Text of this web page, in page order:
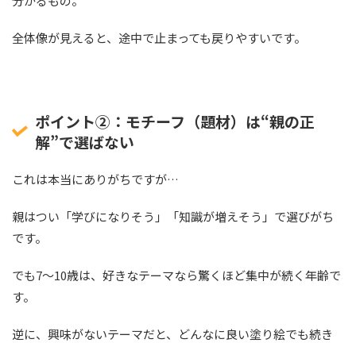
全体像が見えると、途中で止まっても戻りやすいです。
ポイント②：モチーフ（題材）は“親の正
解”で選ばない
これは本当にありがちですが…
親はつい「学びになりそう」「知識が増えそう」で選びがち
です。
でも7〜10歳は、好きなテーマなら驚くほど集中が続く年齢で
す。
逆に、興味がないテーマだと、どんなに良い塗り絵でも続き